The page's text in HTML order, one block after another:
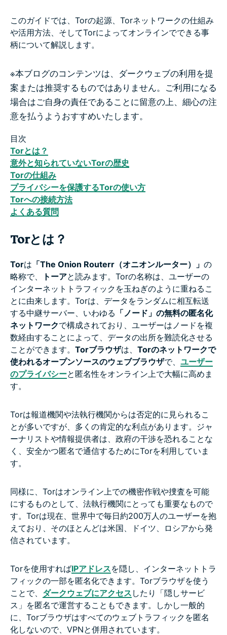
このガイドでは、Torの起源、Torネットワークの仕組み
や活用方法、そしてTorによってオンラインでできる事
柄について解説します。
※本ブログのコンテンツは、ダークウェブの利用を提
案または推奨するものではありません。ご利用になる
場合はご自身の責任であることに留意の上、細心の注
意を払うようおすすめいたします。
目次
Torとは？
意外と知られていないTorの歴史
Torの仕組み
プライバシーを保護するTorの使い方
Torへの接続方法
よくある質問
Torとは？
Torは 「The Onion Routerr（オニオンルーター）」 の
略称で、
トーアと読みます。Torの名称は、ユーザーの
インターネットトラフィックを玉ねぎのように重ねるこ
とに由来します。Torは、データをランダムに相互転送
する中継サーバー、いわゆる 「ノード」の無料の匿名化
ネットワークで構成されており、ユーザーはノードを複
数経由することによって、データの出所を難読化させる
ことができます。 Torブラウザは、 Torのネットワークで
使われるオープンソースのウェブブラウザで、 ユーザー
のプライバシーと匿名性をオンライン上で大幅に高めま
す。
Torは報道機関や法執行機関からは否定的に見られるこ
とが多いですが、多くの肯定的な利点があります。ジャ
ーナリストや情報提供者は、政府の干渉を恐れることな
く、安全かつ匿名で通信するためにTorを利用していま
す。
同様に、Torはオンライン上での機密作戦や捜査を可能
にするものとして、法執行機関にとっても重要なもので
す。Torは現在、世界中で毎日約200万人のユーザーを抱
えており、そのほとんどは米国、ドイツ、ロシアから発
信されています。
Torを使用すればIPアドレスを隠し、インターネットトラ
フィックの一部を匿名化できます。Torブラウザを使う
ことで、 ダークウェブにアクセス したり「隠しサービ
ス」を匿名で運営することもできます。しかし一般的
に、Torブラウザはすべてのウェブトラフィックを匿名
化しないので、VPNと併用されています。